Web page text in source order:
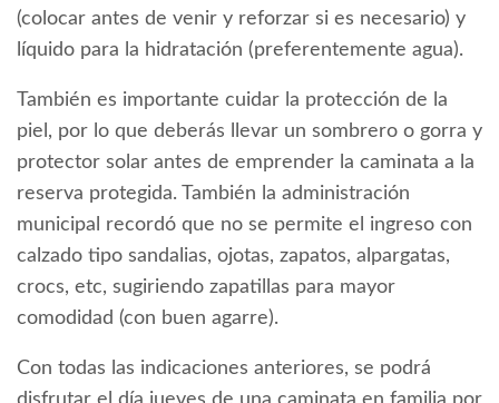
(colocar antes de venir y reforzar si es necesario) y
líquido para la hidratación (preferentemente agua).
También es importante cuidar la protección de la
piel, por lo que deberás llevar un sombrero o gorra y
protector solar antes de emprender la caminata a la
reserva protegida. También la administración
municipal recordó que no se permite el ingreso con
calzado tipo sandalias, ojotas, zapatos, alpargatas,
crocs, etc, sugiriendo zapatillas para mayor
comodidad (con buen agarre).
Con todas las indicaciones anteriores, se podrá